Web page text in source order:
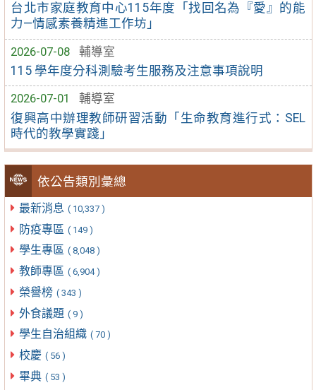
台北市家庭教育中心115年度「找回名為『愛』的能
力—情感素養精進工作坊」
2026-07-08
輔導室
115 學年度分科測驗考生服務及注意事項說明
2026-07-01
輔導室
復興高中辦理教師研習活動「生命教育進行式：SEL
時代的教學實踐」
依公告類別彙總
最新消息 ( 10,337 )
防疫專區 ( 149 )
學生專區 ( 8,048 )
教師專區 ( 6,904 )
榮譽榜 ( 343 )
外食議題 ( 9 )
學生自治組織 ( 70 )
校慶 ( 56 )
畢典 ( 53 )